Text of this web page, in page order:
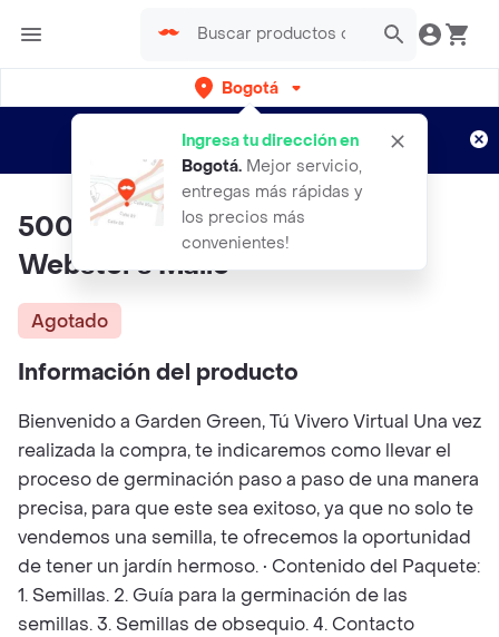
Bogotá
Ingresa tu dirección en
Bogotá. Mejor servicio,
entregas más rápidas y
los precios más
convenientes!
envíos gratis por semanas
Aplican TyC
500 Semillas De Eucalipto
Webster's Malle
Agotado
Información del producto
Bienvenido a Garden Green, Tú Vivero Virtual Una vez
realizada la compra, te indicaremos como llevar el
proceso de germinación paso a paso de una manera
precisa, para que este sea exitoso, ya que no solo te
vendemos una semilla, te ofrecemos la oportunidad
de tener un jardín hermoso. • Contenido del Paquete:
1. Semillas. 2. Guía para la germinación de las
semillas. 3. Semillas de obsequio. 4. Contacto